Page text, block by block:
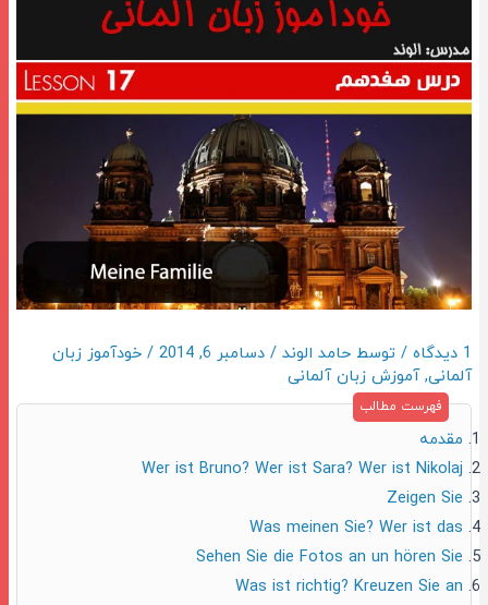
1 دیدگاه / توسط حامد الوند / دسامبر 6, 2014 / خودآموز زبان
آلمانی,آموزش زبان آلمانی
مقدمه
Wer ist Bruno? Wer ist Sara? Wer ist Nikolaj
Zeigen Sie
Was meinen Sie? Wer ist das
Sehen Sie die Fotos an un hören Sie
Was ist richtig? Kreuzen Sie an